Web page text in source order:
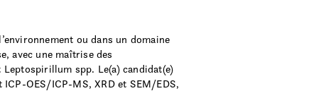
ou dans un domaine
avec une maîtrise des
spp. Le(a) candidat(e)
OES/ICP-MS, XRD et SEM/EDS,